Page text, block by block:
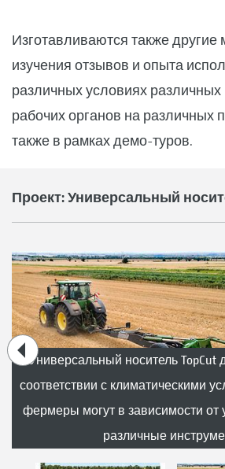
Изготавливаются также
изучения отзывов и опыта
различных условиях
рабочих органов на различных
также в рамках демо-туров.
Проект: Универсальный
Универсальный носитель TopCut
соответствии с климатическими
фермеры могут в зависимости от
различные